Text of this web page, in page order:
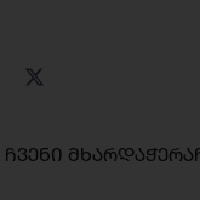
მხარდაჭერა